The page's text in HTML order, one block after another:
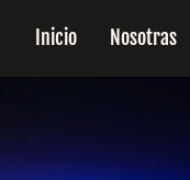
Inicio Nosotras